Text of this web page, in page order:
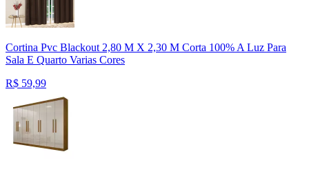
Cortina Pvc Blackout 2,80 M X 2,30 M Corta 100% A Luz Para
Sala E Quarto Varias Cores
R$ 59,99